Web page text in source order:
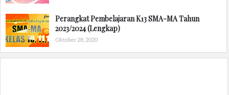
Perangkat Pembelajaran K13 SMA-MA Tahun
2023/2024 (Lengkap)
Oktober 28, 2020